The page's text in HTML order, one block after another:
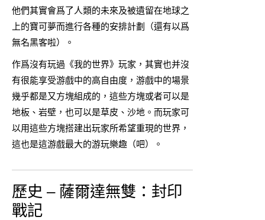
他們其實會爲了人類的未來及被遺留在地球之
上的寶可夢而進行各種的安排計劃（還有以爲
無名黑客啦）。
作爲沒有玩過《我的世界》玩家，其實也并沒
有很能享受游戲中的高自由度，游戲中的場景
幾乎都是又方塊組成的，這些方塊或者可以是
地板、岩壁，也可以是草皮、沙地。而玩家可
以用這些方塊搭建出玩家所希望重現的世界，
這也是這游戲最大的游玩樂趣（吧）。
歷史 – 薩爾達無雙：封印
戰記